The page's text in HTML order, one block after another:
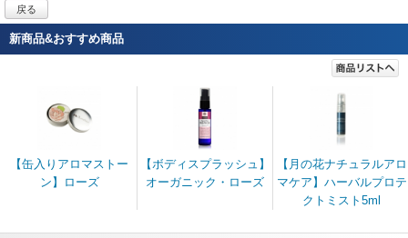
戻る
新商品&おすすめ商品
【缶入りアロマストー
ン】ローズ
【ボディスプラッシュ】
オーガニック・ローズ
【月の花ナチュラルアロ
マケア】ハーバルプロテ
クトミスト5ml